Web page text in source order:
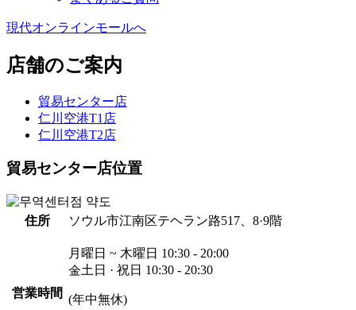
現代オンラインモールへ
店舗のご案内
貿易センター店
仁川空港T1店
仁川空港T2店
貿易センター店位置
住所 ソウル市江南区テヘラン路517、8·9階
営業時間
月曜日 ~ 木曜日 10:30 - 20:00
金土日 · 祝日 10:30 - 20:30
(年中無休)